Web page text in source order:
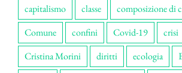
capitalismo
classe
composizione di
Comune
confini Covid-19 crisi
Cristina Morini
diritti ecologia